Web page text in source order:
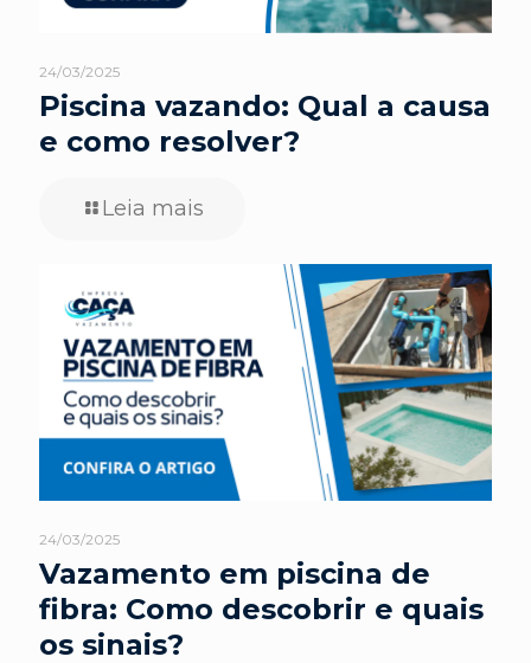
24/03/2025
Piscina vazando: Qual a causa
e como resolver?
Leia mais
24/03/2025
Vazamento em piscina de
fibra: Como descobrir e quais
os sinais?